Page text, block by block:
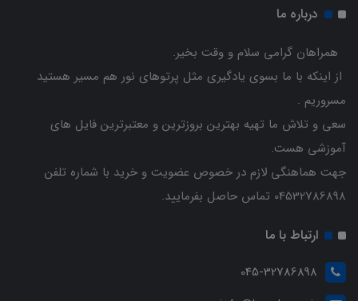
درباره ما
همراهان گرامی سلام و وقت بخیر.
از اینکه با ما بسوی یادگیری مثل پرتوهای نور هم مسیر هستید
مسروریم .
سعی و تلاش ما تهیه بهترین بروزترین و معتبرترین فایل های
آموزشی هست.
جهت هماهنگی لازم در خصوص عضویت و خرید با شماره تلفن
04532786898 تماس حاصل بفرمایید.
ارتباط با ما
045-32786898